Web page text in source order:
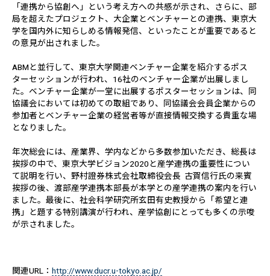
「連携から協創へ」という考え方への共感が示され、さらに、部
局を超えたプロジェクト、大企業とベンチャーとの連携、東京大
学を国内外に知らしめる情報発信、といったことが重要であると
の意見が出されました。
ABMと並行して、東京大学関連ベンチャー企業を紹介するポス
ターセッションが行われ、16社のベンチャー企業が出展しまし
た。ベンチャー企業が一堂に出展するポスターセッションは、同
協議会においては初めての取組であり、同協議会会員企業からの
参加者とベンチャー企業の経営者等が直接情報交換する貴重な場
となりました。
年次総会には、産業界、学内などから多数参加いただき、総長は
挨拶の中で、東京大学ビジョン2020と産学連携の重要性につい
て説明を行い、野村證券株式会社取締役会長 古賀信行氏の来賓
挨拶の後、渡部産学連携本部長が本学との産学連携の案内を行い
ました。最後に、社会科学研究所玄田有史教授から「希望と連
携」と題する特別講演が行われ、産学協創にとっても多くの示唆
が示されました。
関連URL： http://www.ducr.u-tokyo.ac.jp/